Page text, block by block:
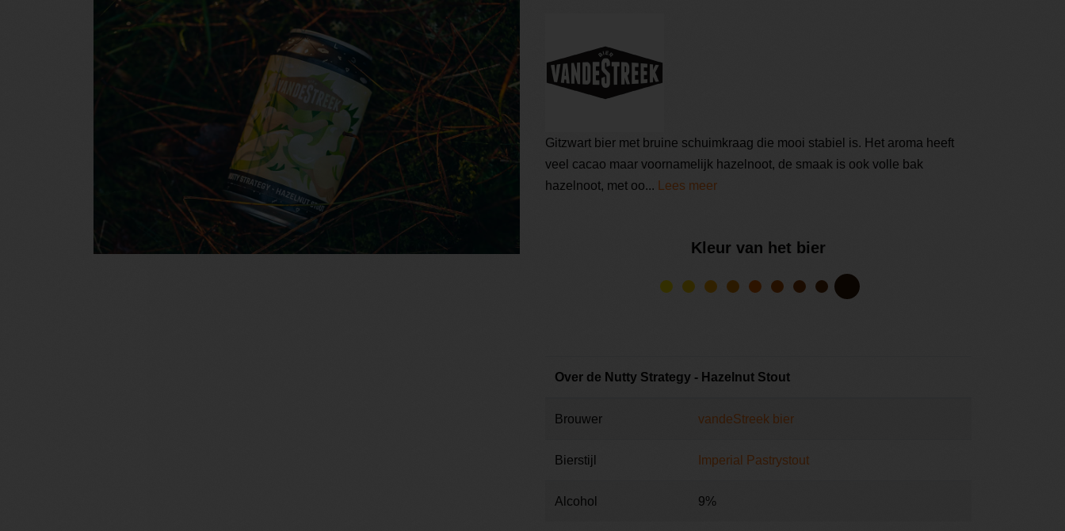
Gitzwart bier met bruine schuimkraag die mooi stabiel is. Het aroma heeft
veel cacao maar voornamelijk hazelnoot, de smaak is ook volle bak
hazelnoot, met oo... Lees meer
Kleur van het bier
Over de Nutty Strategy - Hazelnut Stout
Brouwer vandeStreek bier
Bierstijl Imperial Pastrystout
Alcohol 9%